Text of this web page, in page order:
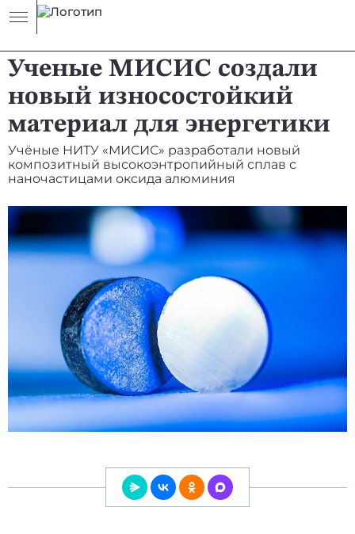
Ученые МИСИС создали
новый износостойкий
материал для энергетики
Учёные НИТУ «МИСИС» разработали новый
композитный высокоэнтропийный сплав с
наночастицами оксида алюминия